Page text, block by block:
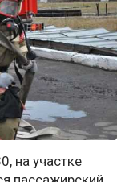
на участке